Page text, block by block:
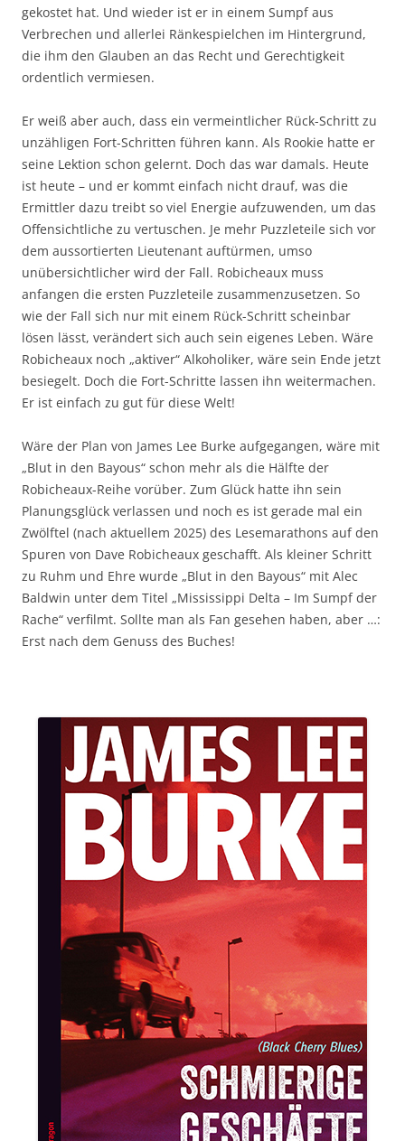
gekostet hat. Und wieder ist er in einem Sumpf aus
Verbrechen und allerlei Ränkespielchen im Hintergrund,
die ihm den Glauben an das Recht und Gerechtigkeit
ordentlich vermiesen.
Er weiß aber auch, dass ein vermeintlicher Rück-Schritt zu
unzähligen Fort-Schritten führen kann. Als Rookie hatte er
seine Lektion schon gelernt. Doch das war damals. Heute
ist heute – und er kommt einfach nicht drauf, was die
Ermittler dazu treibt so viel Energie aufzuwenden, um das
Offensichtliche zu vertuschen. Je mehr Puzzleteile sich vor
dem aussortierten Lieutenant auftürmen, umso
unübersichtlicher wird der Fall. Robicheaux muss
anfangen die ersten Puzzleteile zusammenzusetzen. So
wie der Fall sich nur mit einem Rück-Schritt scheinbar
lösen lässt, verändert sich auch sein eigenes Leben. Wäre
Robicheaux noch „aktiver“ Alkoholiker, wäre sein Ende jetzt
besiegelt. Doch die Fort-Schritte lassen ihn weitermachen.
Er ist einfach zu gut für diese Welt!
Wäre der Plan von James Lee Burke aufgegangen, wäre mit
„Blut in den Bayous“ schon mehr als die Hälfte der
Robicheaux-Reihe vorüber. Zum Glück hatte ihn sein
Planungsglück verlassen und noch es ist gerade mal ein
Zwölftel (nach aktuellem 2025) des Lesemarathons auf den
Spuren von Dave Robicheaux geschafft. Als kleiner Schritt
zu Ruhm und Ehre wurde „Blut in den Bayous“ mit Alec
Baldwin unter dem Titel „Mississippi Delta – Im Sumpf der
Rache“ verfilmt. Sollte man als Fan gesehen haben, aber …:
Erst nach dem Genuss des Buches!